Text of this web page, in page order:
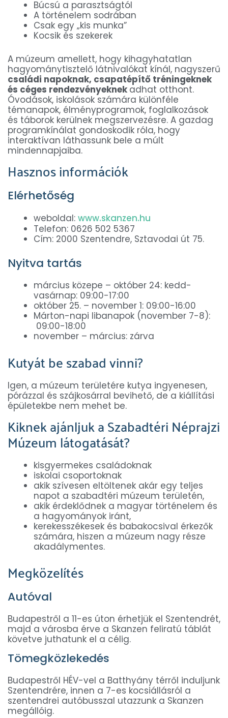
Búcsú a parasztságtól
A történelem sodrában
Csak egy „kis munka”
Kocsik és szekerek
A múzeum amellett, hogy kihagyhatatlan
hagyománytisztelő látnivalókat kínál, nagyszerű
családi napoknak, csapatépítő tréningeknek
és céges rendezvényeknek adhat otthont.
Óvodások, iskolások számára különféle
témanapok, élményprogramok, foglalkozások
és táborok kerülnek megszervezésre. A gazdag
programkínálat gondoskodik róla, hogy
interaktívan láthassunk bele a múlt
mindennapjaiba.
Hasznos információk
Elérhetőség
weboldal: www.skanzen.hu
Telefon: 0626 502 5367
Cím: 2000 Szentendre, Sztavodai út 75.
Nyitva tartás
március közepe – október 24: kedd-
vasárnap: 09:00-17:00
október 25. – november 1: 09:00-16:00
Márton-napi libanapok (november 7-8):
09:00-18:00
november – március: zárva
Kutyát be szabad vinni?
Igen, a múzeum területére kutya ingyenesen,
pórázzal és szájkosárral bevihető, de a kiállítási
épületekbe nem mehet be.
Kiknek ajánljuk a Szabadtéri Néprajzi
Múzeum látogatását?
kisgyermekes családoknak
iskolai csoportoknak
akik szívesen eltöltenek akár egy teljes
napot a szabadtéri múzeum területén,
akik érdeklődnek a magyar történelem és
a hagyományok iránt,
kerekesszékesek és babakocsival érkezők
számára, hiszen a múzeum nagy része
akadálymentes.
Megközelítés
Autóval
Budapestről a 11-es úton érhetjük el Szentendrét,
majd a városba érve a Skanzen feliratú táblát
követve juthatunk el a célig.
Tömegközlekedés
Budapestről HÉV-vel a Batthyány térről induljunk
Szentendrére, innen a 7-es kocsiállásról a
szentendrei autóbusszal utazzunk a Skanzen
megállóig.